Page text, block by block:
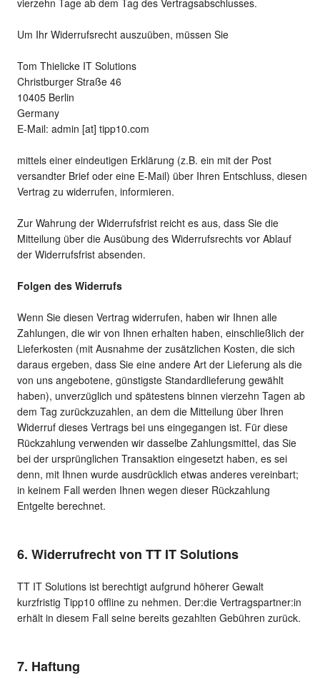
vierzehn Tage ab dem Tag des Vertragsabschlusses.
Um Ihr Widerrufsrecht auszuüben, müssen Sie
Tom Thielicke IT Solutions
Christburger Straße 46
10405 Berlin
Germany
E-Mail: admin [at] tipp10.com
mittels einer eindeutigen Erklärung (z.B. ein mit der Post
versandter Brief oder eine E-Mail) über Ihren Entschluss, diesen
Vertrag zu widerrufen, informieren.
Zur Wahrung der Widerrufsfrist reicht es aus, dass Sie die
Mitteilung über die Ausübung des Widerrufsrechts vor Ablauf
der Widerrufsfrist absenden.
Folgen des Widerrufs
Wenn Sie diesen Vertrag widerrufen, haben wir Ihnen alle
Zahlungen, die wir von Ihnen erhalten haben, einschließlich der
Lieferkosten (mit Ausnahme der zusätzlichen Kosten, die sich
daraus ergeben, dass Sie eine andere Art der Lieferung als die
von uns angebotene, günstigste Standardlieferung gewählt
haben), unverzüglich und spätestens binnen vierzehn Tagen ab
dem Tag zurückzuzahlen, an dem die Mitteilung über Ihren
Widerruf dieses Vertrags bei uns eingegangen ist. Für diese
Rückzahlung verwenden wir dasselbe Zahlungsmittel, das Sie
bei der ursprünglichen Transaktion eingesetzt haben, es sei
denn, mit Ihnen wurde ausdrücklich etwas anderes vereinbart;
in keinem Fall werden Ihnen wegen dieser Rückzahlung
Entgelte berechnet.
6. Widerrufrecht von TT IT Solutions
TT IT Solutions ist berechtigt aufgrund höherer Gewalt
kurzfristig Tipp10 offline zu nehmen. Der:die Vertragspartner:in
erhält in diesem Fall seine bereits gezahlten Gebühren zurück.
7. Haftung